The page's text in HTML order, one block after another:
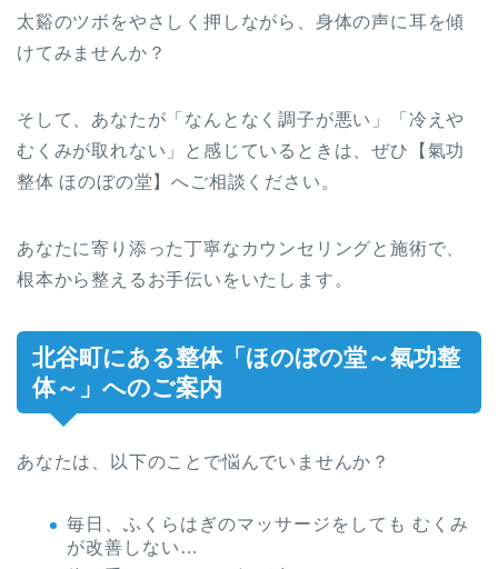
太谿のツボをやさしく押しながら、身体の声に耳を傾
けてみませんか？
そして、あなたが「なんとなく調子が悪い」「冷えや
むくみが取れない」と感じているときは、ぜひ【氣功
整体 ほのぼの堂】へご相談ください。
あなたに寄り添った丁寧なカウンセリングと施術で、
根本から整えるお手伝いをいたします。
北谷町にある整体「ほのぼの堂～氣功整
体～」へのご案内
あなたは、以下のことで悩んでいませんか？
毎日、ふくらはぎのマッサージをしても むくみ
が改善しない…